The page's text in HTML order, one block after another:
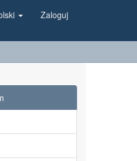
Zaloguj